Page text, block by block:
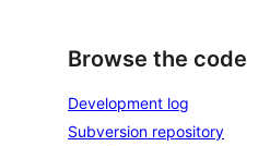
Browse the code
Development log
Subversion repository